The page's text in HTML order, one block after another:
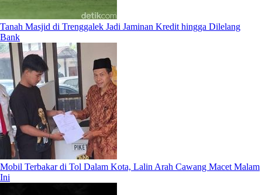
Tanah Masjid di Trenggalek Jadi Jaminan Kredit hingga Dilelang
Bank
Mobil Terbakar di Tol Dalam Kota, Lalin Arah Cawang Macet Malam
Ini